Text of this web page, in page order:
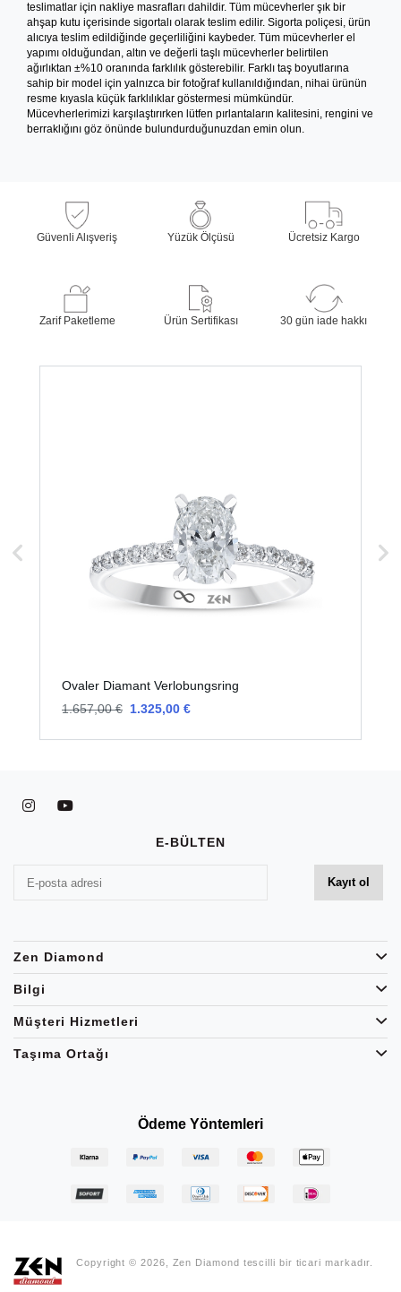
teslimatlar için nakliye masrafları dahildir. Tüm mücevherler şık bir
ahşap kutu içerisinde sigortalı olarak teslim edilir. Sigorta poliçesi, ürün
alıcıya teslim edildiğinde geçerliliğini kaybeder. Tüm mücevherler el
yapımı olduğundan, altın ve değerli taşlı mücevherler belirtilen
ağırlıktan ±%10 oranında farklılık gösterebilir. Farklı taş boyutlarına
sahip bir model için yalnızca bir fotoğraf kullanıldığından, nihai ürünün
resme kıyasla küçük farklılıklar göstermesi mümkündür.
Mücevherlerimizi karşılaştırırken lütfen pırlantaların kalitesini, rengini ve
berraklığını göz önünde bulundurduğunuzdan emin olun.
Güvenli Alışveriş Yüzük Ölçüsü Ücretsiz Kargo
Zarif Paketleme Ürün Sertifikası 30 gün iade hakkı
Ovaler Diamant Verlobungsring
1.325,00 €
1.657,00 €
E-BÜLTEN
Zen Diamond
Bilgi
Müşteri Hizmetleri
Taşıma Ortağı
Ödeme Yöntemleri
Copyright © 2026, Zen Diamond tescilli bir ticari markadır.